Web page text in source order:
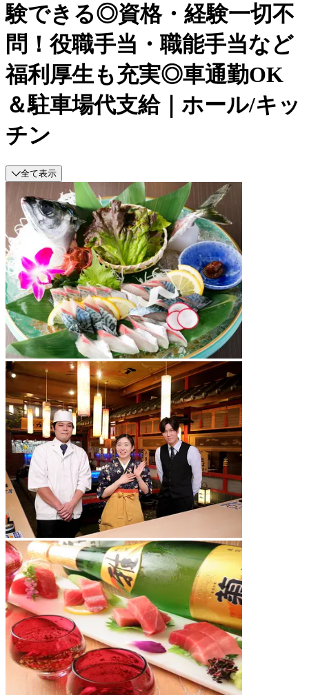
験できる◎資格・経験一切不
問！役職手当・職能手当など
福利厚生も充実◎車通勤OK
＆駐車場代支給｜ホール/キッ
チン
全て表示